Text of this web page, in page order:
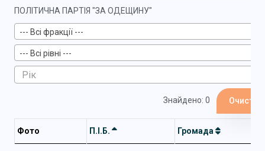
ПОЛІТИЧНА ПАРТІЯ "ЗА ОДЕЩИНУ"
--- Всі фракції ---
--- Всі рівні ---
Знайдено: 0
Фото П.І.Б. Громада